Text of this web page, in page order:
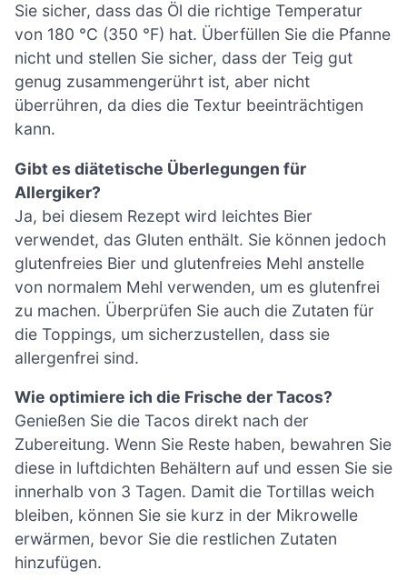
Sie sicher, dass das Öl die richtige Temperatur
von 180 °C (350 °F) hat. Überfüllen Sie die Pfanne
nicht und stellen Sie sicher, dass der Teig gut
genug zusammengerührt ist, aber nicht
überrühren, da dies die Textur beeinträchtigen
kann.
Gibt es diätetische Überlegungen für
Allergiker?
Ja, bei diesem Rezept wird leichtes Bier
verwendet, das Gluten enthält. Sie können jedoch
glutenfreies Bier und glutenfreies Mehl anstelle
von normalem Mehl verwenden, um es glutenfrei
zu machen. Überprüfen Sie auch die Zutaten für
die Toppings, um sicherzustellen, dass sie
allergenfrei sind.
Wie optimiere ich die Frische der Tacos?
Genießen Sie die Tacos direkt nach der
Zubereitung. Wenn Sie Reste haben, bewahren Sie
diese in luftdichten Behältern auf und essen Sie sie
innerhalb von 3 Tagen. Damit die Tortillas weich
bleiben, können Sie sie kurz in der Mikrowelle
erwärmen, bevor Sie die restlichen Zutaten
hinzufügen.